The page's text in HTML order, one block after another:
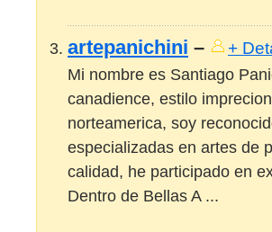
artepanichini –
+
Mi nombre es Santiago
canadience, estilo
norteamerica, soy
especializadas en artes de
calidad, he participado en
Dentro de Bellas A ...